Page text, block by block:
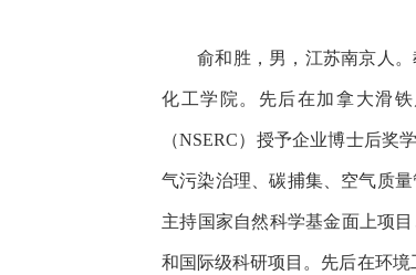
俞和胜，男，江苏南京人
化工学院。先后在加拿大滑
（NSERC）授予企业博士后
气污染治理、碳捕集、空气质
主持国家自然科学基金面上项
和国际级科研项目。先后在环境